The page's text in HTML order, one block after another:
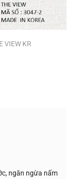
VIEW KR
ngăn ngừa nấm